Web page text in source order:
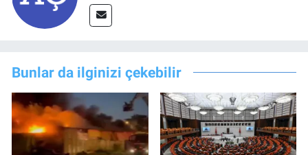
Bunlar da ilginizi çekebilir